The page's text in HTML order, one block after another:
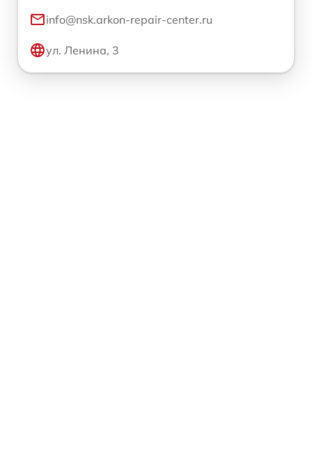
info@nsk.arkon-repair-center.ru
ул. Ленина, 3